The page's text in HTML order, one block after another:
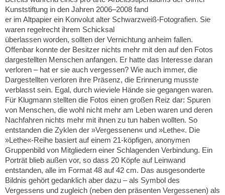
Kunststiftung in den Jahren 2006–2008 fand
er im Altpapier ein Konvolut alter Schwarzweiß-Fotografien. Sie
waren regelrecht ihrem Schicksal
überlassen worden, sollten der Vernichtung anheim fallen.
Offenbar konnte der Besitzer nichts mehr mit den auf den Fotos
dargestellten Menschen anfangen. Er hatte das Interesse daran
verloren – hat er sie auch vergessen? Wie auch immer, die
Dargestellten verloren ihre Präsenz, die Erinnerung musste
verblasst sein. Egal, durch wieviele Hände sie gegangen waren.
Für Klugmann stellten die Fotos einen großen Reiz dar: Spuren
von Menschen, die wohl nicht mehr am Leben waren und deren
Nachfahren nichts mehr mit ihnen zu tun haben wollten. So
entstanden die Zyklen der »Vergessenen« und »Lethe«. Die
»Lethe«-Reihe basiert auf einem 21-köpfigen, anonymen
Gruppenbild von Mitgliedern einer Schlagenden Verbindung. Ein
Porträt blieb außen vor, so dass 20 Köpfe auf Leinwand
entstanden, alle im Format 48 auf 42 cm. Das ausgesonderte
Bildnis gehört gedanklich aber dazu – als Symbol des
Vergessens und zugleich (neben den präsenten Vergessenen) als